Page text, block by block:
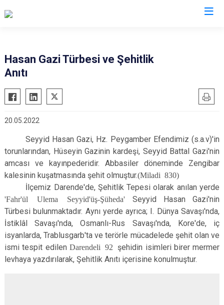
Akçadağ
Arapgir
Battalgazi
Darende
Doğanşehir
Doğanyol
Yazıhan
Yeşilyurt
Hasan Gazi Türbesi ve Şehitlik
Anıtı
20.05.2022
Seyyid Hasan Gazi, Hz. Peygamber Efendimiz (s.a.v)'in
torunlarından, Hüseyin Gazinin kardeşi, Seyyid Battal Gazi'nin
amcası ve kayınpederidir. Abbasiler döneminde Zengibar
kalesinin kuşatmasında şehit olmuştur.(Miladi 830)
İlçemiz Darende'de, Şehitlik Tepesi olarak anılan yerde
'Fahr'ül Ulema Seyyid'üş-Şüheda'
Seyyid Hasan Gazi'nin
Türbesi bulunmaktadır. Aynı yerde ayrıca; I. Dünya Savaşı'nda,
İstiklâl Savaşı'nda, Osmanlı-Rus Savaşı'nda, Kore'de, iç
isyanlarda, Trablusgarb'ta ve terörle mücadelede şehit olan ve
ismi tespit edilen Darendeli 92 şehidin isimleri birer mermer
levhaya yazdırılarak, Şehitlik Anıtı içerisine konulmuştur.